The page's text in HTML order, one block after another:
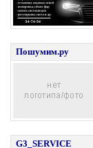
Пошумим.ру
G3_SERVICE